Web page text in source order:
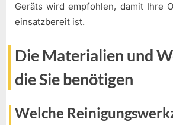
Geräts wird empfohlen, damit Ihre
einsatzbereit ist.
Die Materialien und
die Sie benötigen
Welche